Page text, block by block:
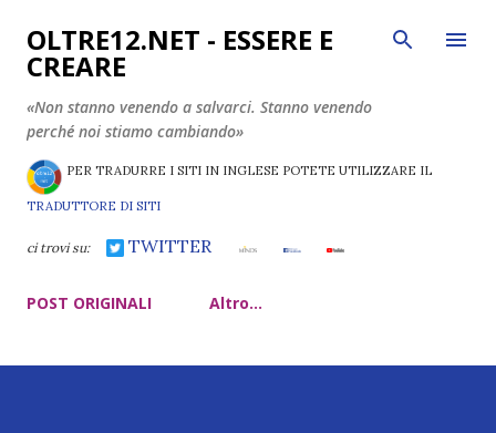
Passa ai contenuti principali
OLTRE12.NET - ESSERE E
CREARE
«Non stanno venendo a salvarci. Stanno venendo
perché noi stiamo cambiando»
PER TRADURRE I SITI IN INGLESE POTETE UTILIZZARE IL
TRADUTTORE DI SITI
ci trovi su: TWITTER
POST ORIGINALI Altro…